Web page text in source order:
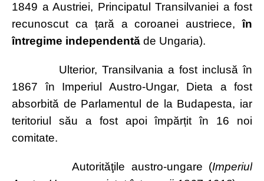
1849 a Austriei, Principatul Transilvaniei a fost
recunoscut ca țară a coroanei austriece,în
întregime independentă de Ungaria).
Ulterior, Transilvania a fost inclusă în
1867 în Imperiul Austro-Ungar, Dieta a fost
absorbită de Parlamentul de la Budapesta, iar
teritoriul său a fost apoi împărțit în 16 noi
comitate.
Autorităţile austro-ungare (Imperiul